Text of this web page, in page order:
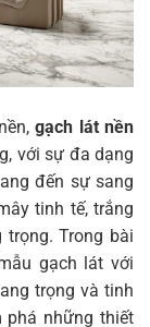
gạch lát nền
với sự đa dạng
đến sự sang
tinh tế, trắng
Trong bài
gạch lát với
trọng và tinh
phá những thiết